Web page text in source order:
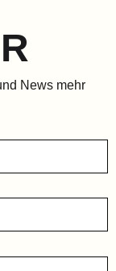
News mehr